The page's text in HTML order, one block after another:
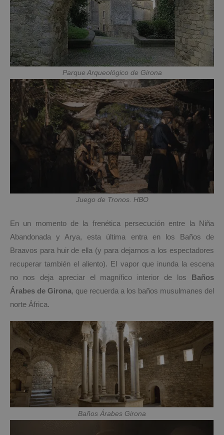
Parque Arqueológico de Girona
Juego de Tronos. HBO
En un momento de la frenética persecución entre la Niña
Abandonada y Arya, esta última entra en los Baños de
Braavos para huir de ella (y para dejarnos a los espectadores
recuperar también el aliento). El vapor que inunda la escena
no nos deja apreciar el magnífico interior de los Baños
Árabes de Girona, que recuerda a los baños musulmanes del
norte África.
Baños Árabes Girona